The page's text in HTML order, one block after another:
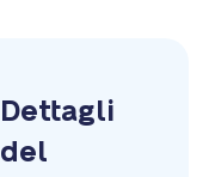
Dettagli
del